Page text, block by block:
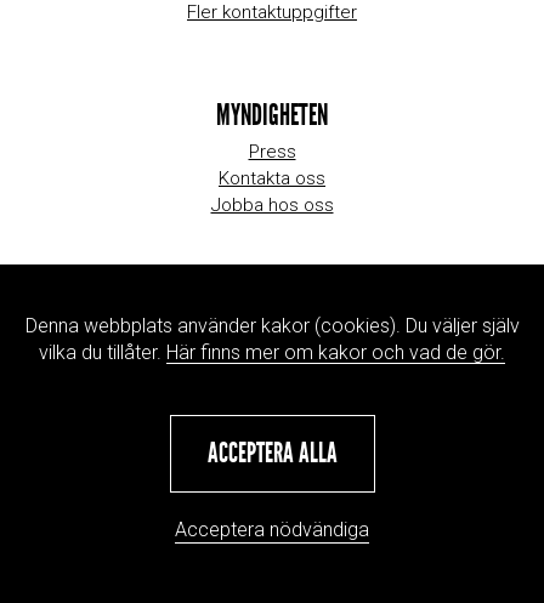
Denna webbplats använder kakor (cookies). Du väljer själv
vilka du tillåter. Här finns mer om kakor och vad de gör.
ACCEPTERA ALLA
Acceptera nödvändiga
Fler kontaktuppgifter
MYNDIGHETEN
Press
Kontakta oss
Jobba hos oss
WEBBPLATSINFORMATION
Om webbplatsen
Hantering av personuppgifter